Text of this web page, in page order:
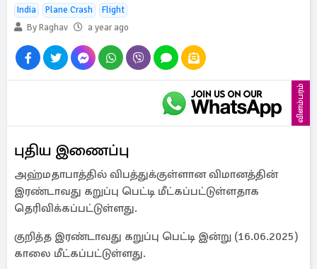
India Plane Crash
Flight
By Raghav
a year ago
விளம்பரம்
புதிய இணைப்பு
அஹ்மதாபாத்தில் விபத்துக்குள்ளான விமானத்தின்
இரண்டாவது கறுப்பு பெட்டி மீட்கப்பட்டுள்ளதாக
தெரிவிக்கப்பட்டுள்ளது.
குறித்த இரண்டாவது கறுப்பு பெட்டி இன்று (16.06.2025)
காலை மீட்கப்பட்டுள்ளது.